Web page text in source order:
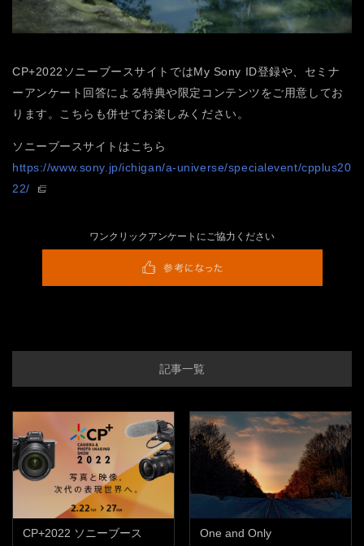
CP+2022ソニーブースサイトではMy Sony ID登録や、セミナ
ーアンケート回答による特典や限定コンテンツをご用意してお
ります。こちらも併せてお楽しみください。
ソニーブースサイトはこちら
https://www.sony.jp/ichigan/a-universe/specialevent/cpplus20
22/
ワンクリックアンケートにご協力ください
記事一覧
CP+2022 ソニーブース
One and Only